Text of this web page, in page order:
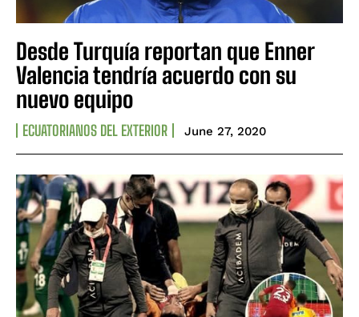
Desde Turquía reportan que Enner
Valencia tendría acuerdo con su
nuevo equipo
ECUATORIANOS DEL EXTERIOR June 27, 2020